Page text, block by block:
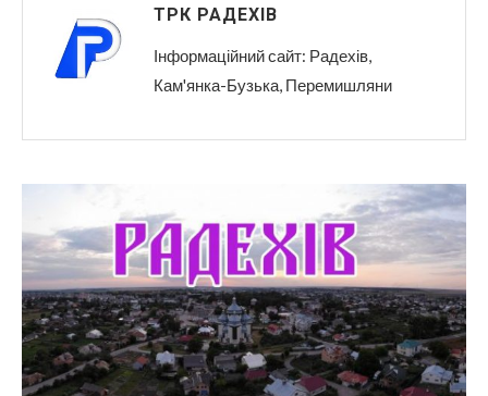
ТРК РАДЕХІВ
Інформаційний сайт: Радехів,
Кам'янка-Бузька, Перемишляни